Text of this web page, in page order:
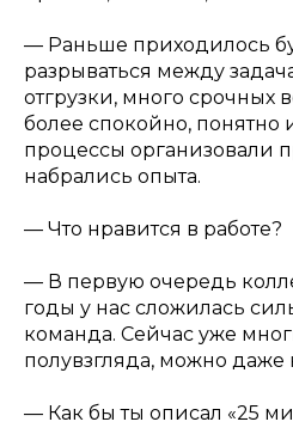
— Раньше приходилось
разрываться между
отгрузки, много срочных
более спокойно, понятно
процессы организовали
набрались опыта.
— Что нравится в работе?
— В первую очередь
годы у нас сложилась
команда. Сейчас уже
полувзгляда, можно даже
— Как бы ты описал «25